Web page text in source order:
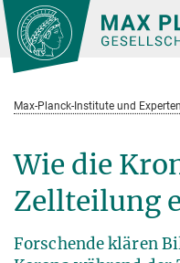
Hauptinhalt
Max-Planck-Institute und Experten
Wie die
Zellteilung
Forschende klären